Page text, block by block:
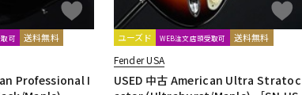
可 送料無料
Professional I
ユーズド WEB注文店頭受取可 送料無料
Fender USA
USED 中古 American Ultra Stratoc